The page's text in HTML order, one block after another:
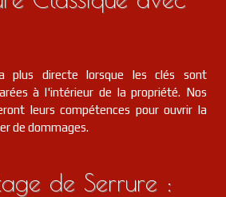
plus directe lorsque les clés sont
à l'intérieur de la propriété. Nos
leurs compétences pour ouvrir la
de dommages.
de Serrure :